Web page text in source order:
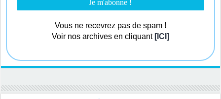
Vous ne recevrez pas de spam !
Voir nos archives en cliquant [ICI]